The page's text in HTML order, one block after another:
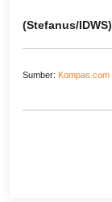
(Stefanus/IDWS)
Sumber: Kompas.com